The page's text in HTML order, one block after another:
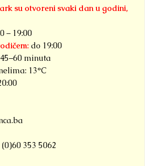
su otvoreni svaki dan u godini,
– 19:00
do 19:00
minuta
13°C
353 5062